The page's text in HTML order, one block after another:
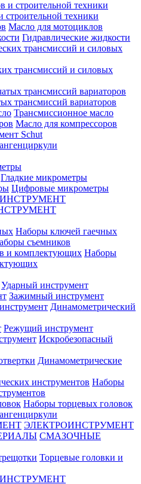
строительной техники
Масло для мотоциклов
Гидравлические жидкости
трансмиссий и силовых
трансмиссий вариаторов
Трансмиссионное масло
Масло для компрессоров
Schut
Гладкие микрометры
Цифровые микрометры
Наборы ключей гаечных
съемников
Наборы
Ударный инструмент
Зажимный инструмент
Динамометрический
Режущий инструмент
Искробезопасный
Динамометрические
Наборы
Наборы торцевых головок
ЭЛЕКТРОИНСТРУМЕНТ
СМАЗОЧНЫЕ
Торцевые головки и